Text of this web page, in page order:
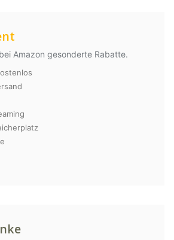
Amazon gesonderte Rabatte.